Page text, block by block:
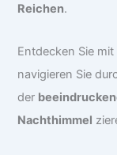
Reichen.
Entdecken Sie
navigieren Sie
der
Nachthimmel